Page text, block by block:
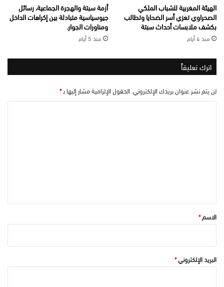
الهيئة المغربية للشباب الملكي
الصحراوي تعزي أسر الضحايا وتطالب
بكشف ملابسات أحداث سبتة
منذ 4 أيام
أزمة سبتة والهجرة الجماعية، رسائل
جيوسياسية متبادلة بين إكراهات الداخل
ومناورات الجوار.
منذ 5 أيام
اترك تعليقاً
لن يتم نشر عنوان بريدك الإلكتروني. الحقول الإلزامية مشار إليها بـ*
*الاسم*
البريد الإلكتروني*